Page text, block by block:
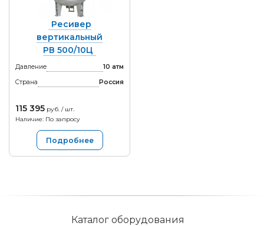
Ресивер
вертикальный
РВ 500/10Ц
Давление
10 атм
Страна
Россия
115 395 руб. / шт.
Наличие: По запросу
Подробнее
Каталог оборудования